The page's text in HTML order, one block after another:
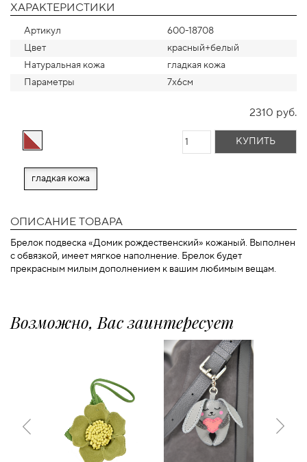
ХАРАКТЕРИСТИКИ
Артикул
600-18708
Цвет
красный+белый
Натуральная кожа
гладкая кожа
Параметры
7х6см
2310 руб.
КУПИТЬ
гладкая кожа
ОПИСАНИЕ ТОВАРА
Брелок подвеска «Домик рождественский» кожаный. Выполнен
с обвязкой, имеет мягкое наполнение. Брелок будет
прекрасным милым дополнением к вашим любимым вещам.
Возможно, Вас заинтересует